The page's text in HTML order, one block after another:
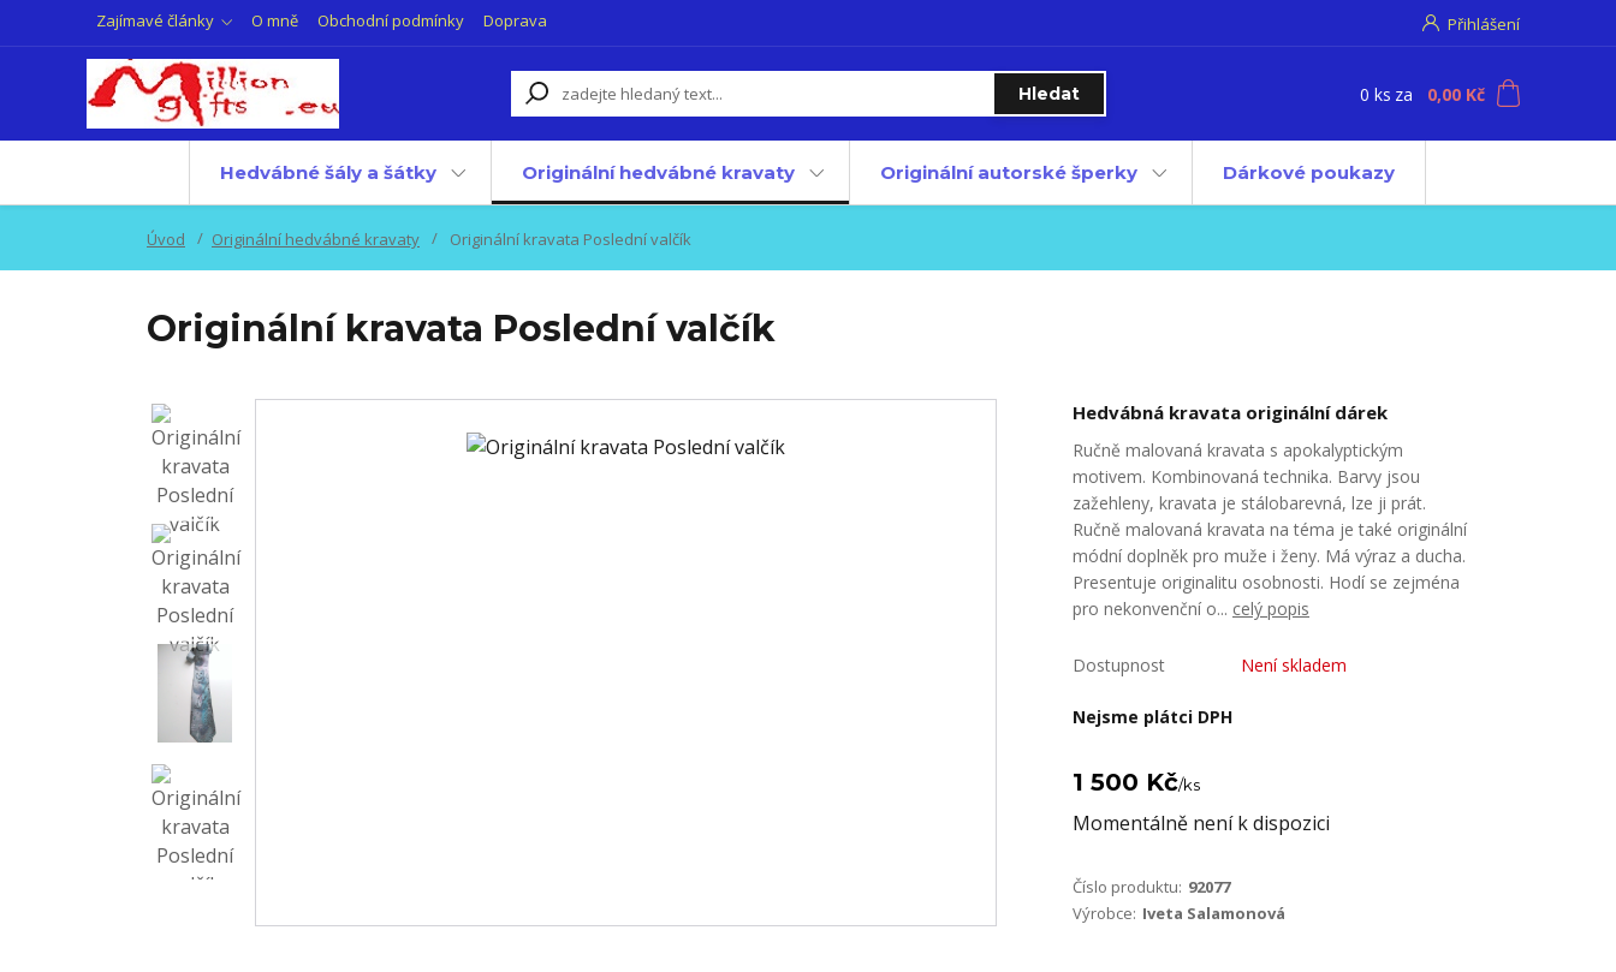
Zajímavé články O mně Obchodní podmínky Doprava Přihlášení
Hledat 0 ks za 0,00 Kč
Hedvábné šály a šátky Originální hedvábné kravaty Originální autorské šperky Dárkové poukazy
Úvod Originální hedvábné kravaty Originální kravata Poslední valčík
Originální kravata Poslední valčík
Hedvábná kravata originální dárek
Ručně malovaná kravata s apokalyptickým
motivem. Kombinovaná technika. Barvy jsou
zažehleny, kravata je stálobarevná, lze ji prát.
Ručně malovaná kravata na téma je také originální
módní doplněk pro muže i ženy. Má výraz a ducha.
Presentuje originalitu osobnosti. Hodí se zejména
pro nekonvenční o... celý popis
Dostupnost Není skladem
Nejsme plátci DPH
1 500 Kč/ks
Momentálně není k dispozici
Číslo produktu: 92077
Výrobce: Iveta Salamonová